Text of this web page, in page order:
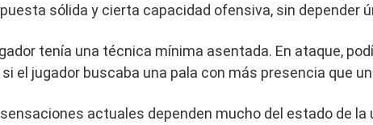
sólida y cierta capacidad ofensiva, sin depender
tenía una técnica mínima asentada. En ataque,
el jugador buscaba una pala con más presencia que
actuales dependen mucho del estado de la